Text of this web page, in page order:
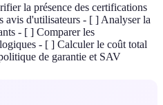
la présence des certifications
d'utilisateurs - [ ] Analyser la
- [ ] Comparer les
- [ ] Calculer le coût total
de garantie et SAV